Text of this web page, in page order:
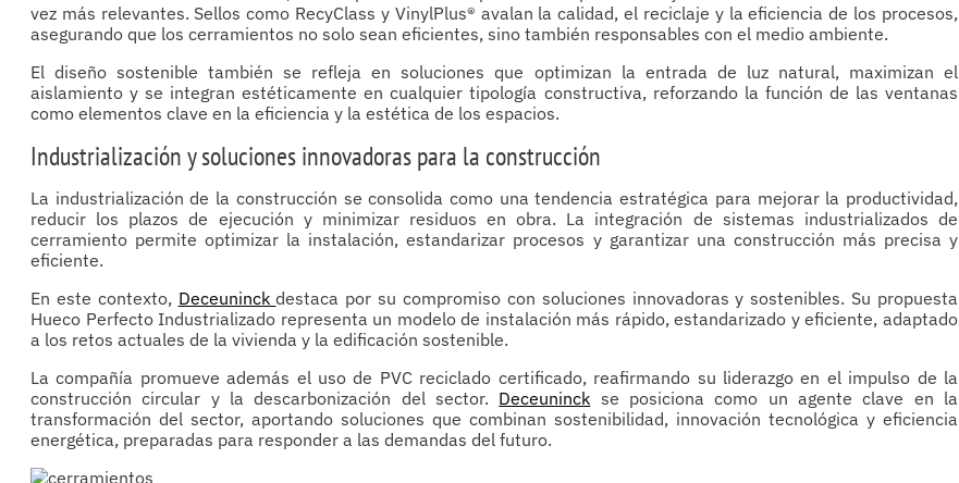
vez más relevantes. Sellos como RecyClass y VinylPlus® avalan la calidad, el reciclaje y la eficiencia de los procesos,
asegurando que los cerramientos no solo sean eficientes, sino también responsables con el medio ambiente.
El diseño sostenible también se refleja en soluciones que optimizan la entrada de luz natural, maximizan el
aislamiento y se integran estéticamente en cualquier tipología constructiva, reforzando la función de las ventanas
como elementos clave en la eficiencia y la estética de los espacios.
Industrialización y soluciones innovadoras para la construcción
La industrialización de la construcción se consolida como una tendencia estratégica para mejorar la productividad,
reducir los plazos de ejecución y minimizar residuos en obra. La integración de sistemas industrializados de
cerramiento permite optimizar la instalación, estandarizar procesos y garantizar una construcción más precisa y
eficiente.
En este contexto, Deceuninckdestaca por su compromiso con soluciones innovadoras y sostenibles. Su propuesta
Hueco Perfecto Industrializado representa un modelo de instalación más rápido, estandarizado y eficiente, adaptado
a los retos actuales de la vivienda y la edificación sostenible.
La compañía promueve además el uso de PVC reciclado certificado, reafirmando su liderazgo en el impulso de la
construcción circular y la descarbonización del sector. Deceuninck se posiciona como un agente clave en la
transformación del sector, aportando soluciones que combinan sostenibilidad, innovación tecnológica y eficiencia
energética, preparadas para responder a las demandas del futuro.